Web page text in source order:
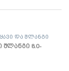
და შლანგი
შლანგი 8.0-